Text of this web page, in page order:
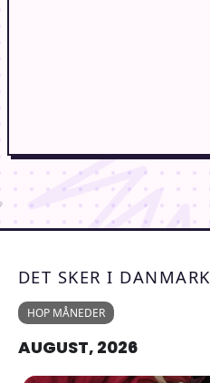
DET SKER I DANMARK
HOP MÅNEDER
AUGUST, 2026